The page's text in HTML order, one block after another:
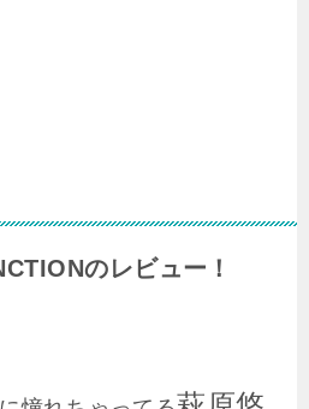
のレビュー！